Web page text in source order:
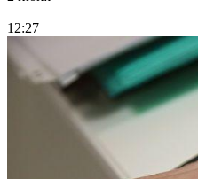
12:27